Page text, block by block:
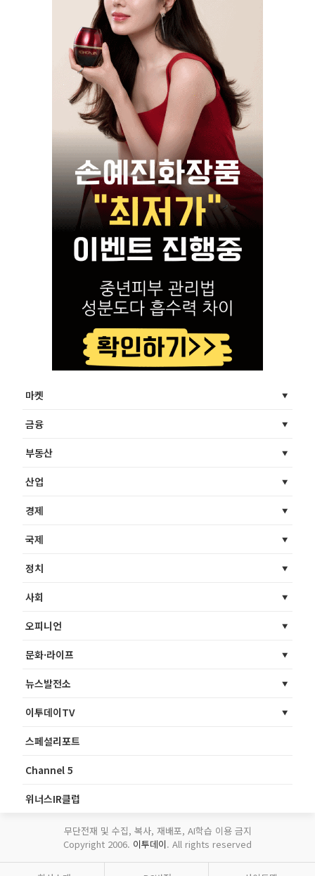
마켓
금융
부동산
산업
경제
국제
정치
사회
오피니언
문화·라이프
뉴스발전소
이투데이TV
스페셜리포트
Channel 5
위너스IR클럽
무단전재 및 수집, 복사, 재배포, AI학습 이용 금지
Copyright 2006. 이투데이. All rights reserved